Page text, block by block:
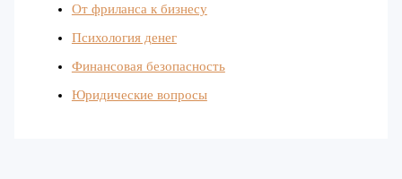
От фриланса к бизнесу
Психология денег
Финансовая безопасность
Юридические вопросы